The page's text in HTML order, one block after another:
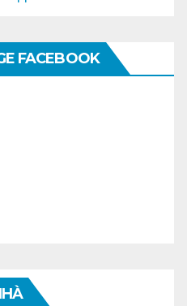
FACEBOOK